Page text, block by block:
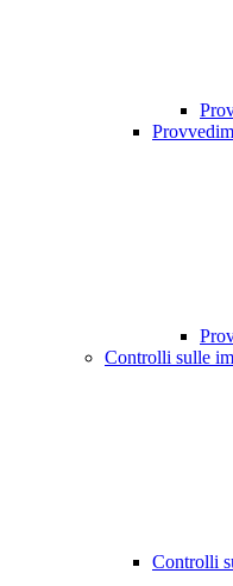
Controlli sulle
Controlli